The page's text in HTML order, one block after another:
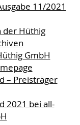
11/2021
der Hüthig
GmbH
– Preisträger
2021 bei all-